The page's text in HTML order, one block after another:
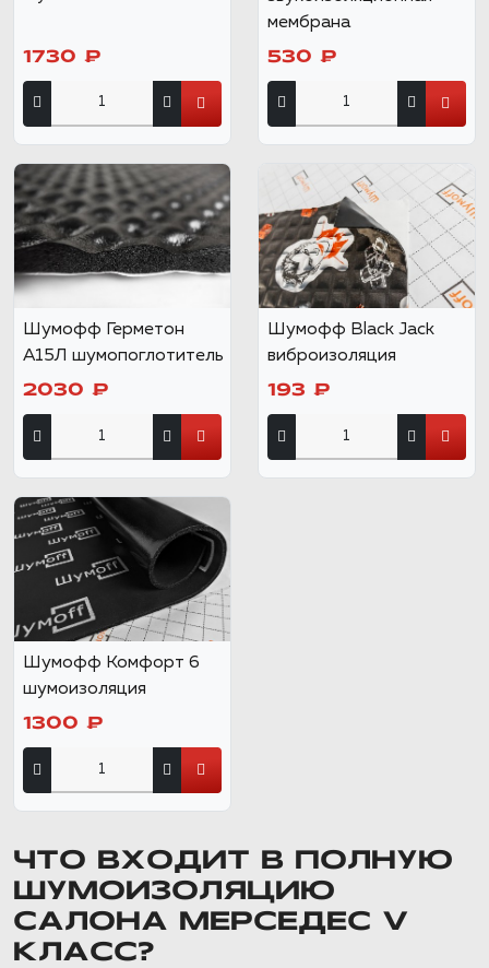
1730 ₽
мембрана
530 ₽
Шумофф Герметон
А15Л шумопоглотитель
2030 ₽
Шумофф Black Jack
виброизоляция
193 ₽
Шумофф Комфорт 6
шумоизоляция
1300 ₽
ЧТО ВХОДИТ В ПОЛНУЮ
ШУМОИЗОЛЯЦИЮ
САЛОНА МЕРСЕДЕС V
КЛАСС?